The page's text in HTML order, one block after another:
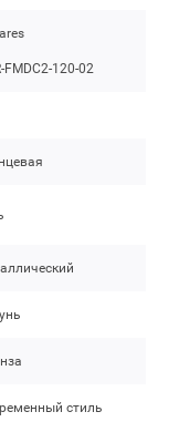
FMDC2-120-02
стиль